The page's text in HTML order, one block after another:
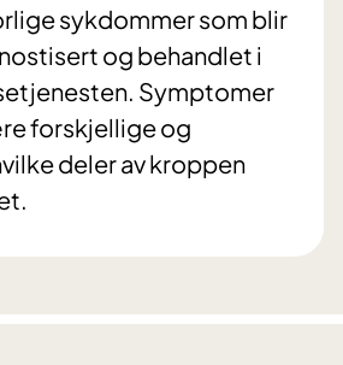
sykdommer som blir
og behandlet i
Symptomer
forskjellige og
deler av kroppen